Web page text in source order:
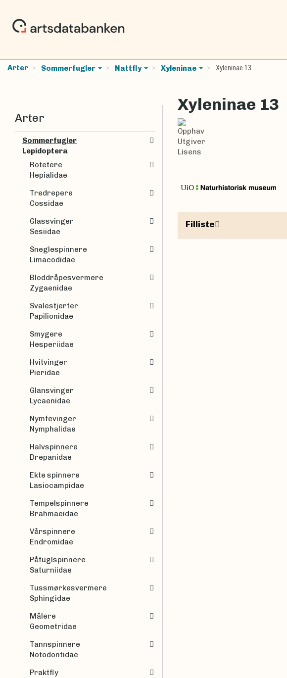
Arter Sommerfugler Nattfly Xyleninae Xyleninae 13
Xyleninae 13
Opphav
Utgiver
Lisens
Filliste
Arter
Sommerfugler
Lepidoptera
Rotetere
Hepialidae
Tredrepere
Cossidae
Glassvinger
Sesiidae
Sneglespinnere
Limacodidae
Bloddråpesvermere
Zygaenidae
Svalestjerter
Papilionidae
Smygere
Hesperiidae
Hvitvinger
Pieridae
Glansvinger
Lycaenidae
Nymfevinger
Nymphalidae
Halvspinnere
Drepanidae
Ekte spinnere
Lasiocampidae
Tempelspinnere
Brahmaeidae
Vårspinnere
Endromidae
Påfuglspinnere
Saturniidae
Tussmørkesvermere
Sphingidae
Målere
Geometridae
Tannspinnere
Notodontidae
Praktfly